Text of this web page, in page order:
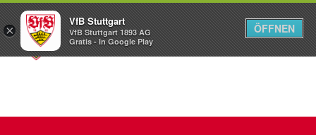
Menü
×
VfB Stuttgart
VfB Stuttgart 1893 AG
Gratis - In Google Play
ÖFFNEN